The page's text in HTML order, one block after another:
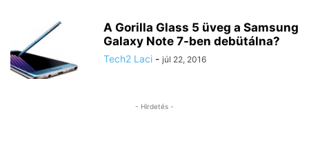
A Gorilla Glass 5 üveg a Samsung
Galaxy Note 7-ben debütálna?
Tech2 Laci - júl 22, 2016
- Hirdetés -